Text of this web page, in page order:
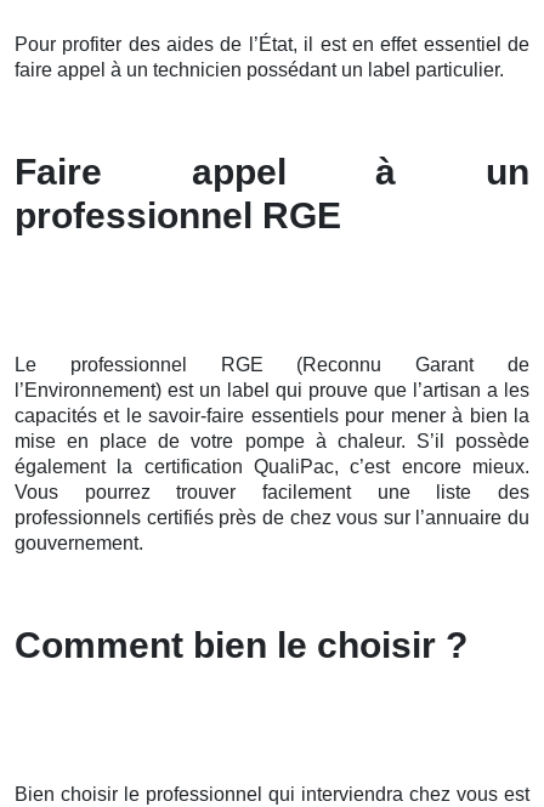
Pour profiter des aides de l’État, il est en effet essentiel de
faire appel à un technicien possédant un label particulier.
Faire appel à un
professionnel RGE
Le professionnel RGE (Reconnu Garant de
l’Environnement) est un label qui prouve que l’artisan a les
capacités et le savoir-faire essentiels pour mener à bien la
mise en place de votre pompe à chaleur. S’il possède
également la certification QualiPac, c’est encore mieux.
Vous pourrez trouver facilement une liste des
professionnels certifiés près de chez vous sur l’annuaire du
gouvernement.
Comment bien le choisir ?
Bien choisir le professionnel qui interviendra chez vous est